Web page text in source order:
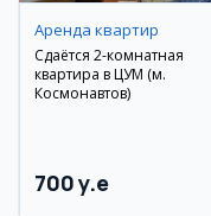
Аренда квартир
Сдаётся 2-комнатная
квартира в ЦУМ (м.
Космонавтов)
700 y.e